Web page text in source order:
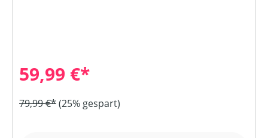
59,99 €*
79,99 €*(25% gespart)